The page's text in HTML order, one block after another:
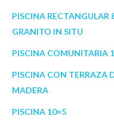
PISCINA
GRANITO IN SITU
PISCINA COMUNITARIA
PISCINA CON TERRAZA
MADERA
PISCINA 10×5